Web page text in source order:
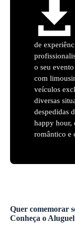
de
o seu
com
veículos
diversas
despedidas
happy hour,
romântico e
Quer comemorar
Conheça o